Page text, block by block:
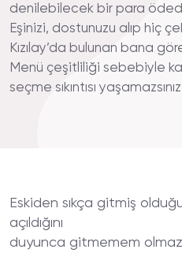
denilebilecek bir para
Eşinizi, dostunuzu alıp hiç
Kızılay’da bulunan bana
Menü çeşitliliği sebebiyle
seçme sıkıntısı
Eskiden sıkça gitmiş
açıldığını
duyunca gitmemem